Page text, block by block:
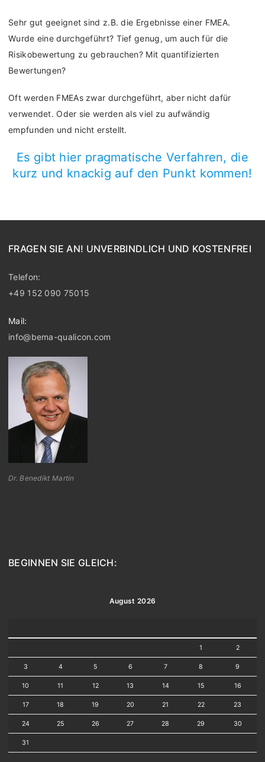
Sehr gut geeignet sind z.B. die Ergebnisse einer FMEA.
Wurde eine durchgeführt? Tief genug, um auch für die
Risikobewertung zu gebrauchen? Mit quantifizierten
Bewertungen?
Oft werden FMEAs zwar durchgeführt, aber nicht dafür
verwendet. Oder sie werden als viel zu aufwändig
empfunden und nicht erstellt.
Es gibt hier pragmatische Verfahren, die
kurz und knackig auf den Punkt kommen!
FRAGEN SIE AN! UNVERBINDLICH UND KOSTENFREI
Telefon:
+49 152 090 75015
Mail:
info@bema-qualicon.com
Dr. Benedikt Martin
BEGINNEN SIE GLEICH:
August 2026
1 2
3 4 5 6 7 8 9
10 11 12 13 14 15 16
17 18 19 20 21 22 23
24 25 26 27 28 29 30
31